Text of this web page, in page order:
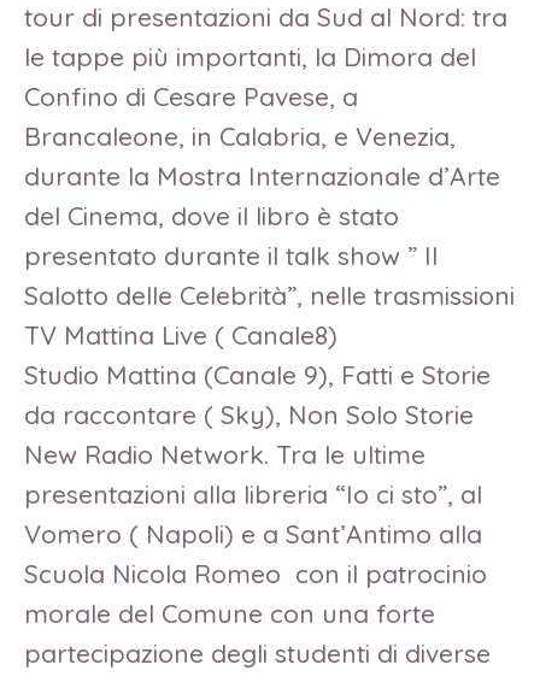
tour di presentazioni da Sud al Nord: tra
le tappe più importanti, la Dimora del
Confino di Cesare Pavese, a
Brancaleone, in Calabria, e Venezia,
durante la Mostra Internazionale d’Arte
del Cinema, dove il libro è stato
presentato durante il talk show ” Il
Salotto delle Celebrità”, nelle trasmissioni
TV Mattina Live ( Canale8)
Studio Mattina (Canale 9), Fatti e Storie
da raccontare ( Sky), Non Solo Storie
New Radio Network. Tra le ultime
presentazioni alla libreria “Io ci sto”, al
Vomero ( Napoli) e a Sant’Antimo alla
Scuola Nicola Romeo con il patrocinio
morale del Comune con una forte
partecipazione degli studenti di diverse